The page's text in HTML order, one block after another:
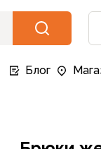
Блог